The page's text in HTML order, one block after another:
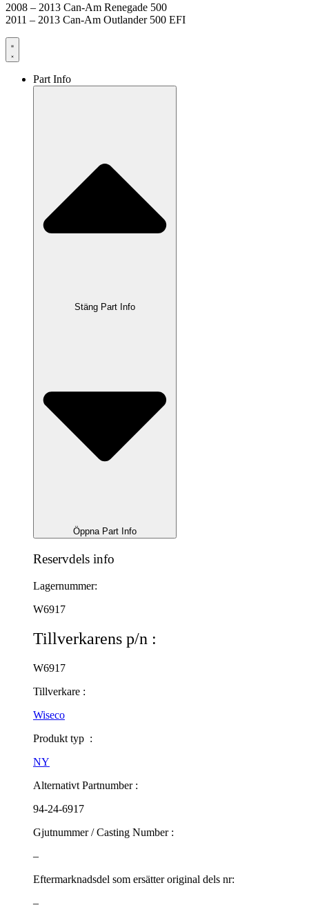
2008 – 2013 Can-Am Renegade 500
2011 – 2013 Can-Am Outlander 500 EFI
Part Info
Stäng Part Info
Öppna Part Info
Reservdels info
Lagernummer:
W6917
Tillverkarens p/n :
W6917
Tillverkare :
Wiseco
Produkt typ :
NY
Alternativt Partnumber :
94-24-6917
Gjutnummer / Casting Number :
–
Eftermarknadsdel som ersätter original dels nr:
–